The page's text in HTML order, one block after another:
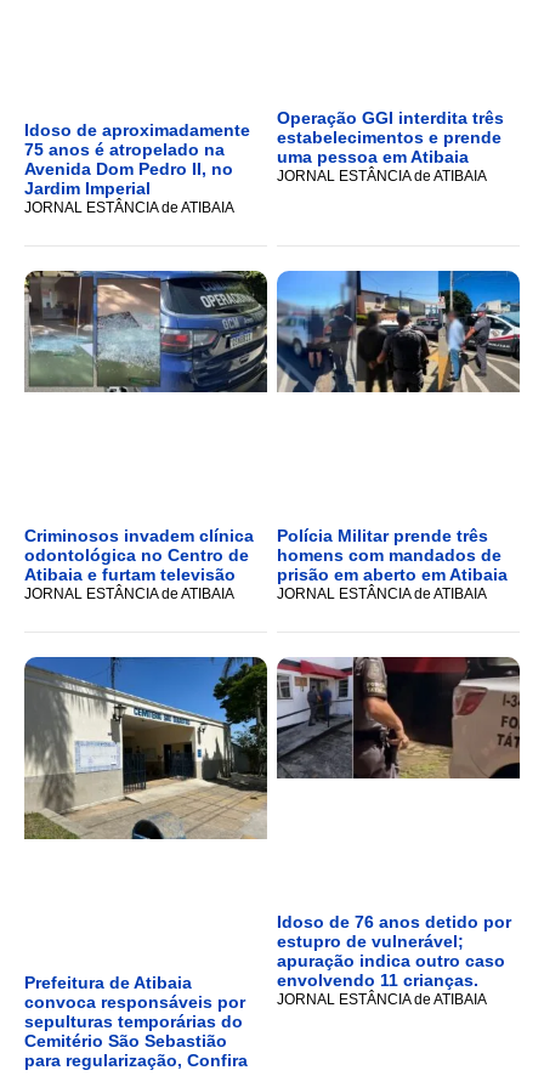
Idoso de aproximadamente
75 anos é atropelado na
Avenida Dom Pedro II, no
Jardim Imperial
JORNAL ESTÂNCIA de ATIBAIA
Operação GGI interdita três
estabelecimentos e prende
uma pessoa em Atibaia
JORNAL ESTÂNCIA de ATIBAIA
Criminosos invadem clínica
odontológica no Centro de
Atibaia e furtam televisão
JORNAL ESTÂNCIA de ATIBAIA
Polícia Militar prende três
homens com mandados de
prisão em aberto em Atibaia
JORNAL ESTÂNCIA de ATIBAIA
Prefeitura de Atibaia
convoca responsáveis por
sepulturas temporárias do
Cemitério São Sebastião
para regularização, Confira
Idoso de 76 anos detido por
estupro de vulnerável;
apuração indica outro caso
envolvendo 11 crianças.
JORNAL ESTÂNCIA de ATIBAIA